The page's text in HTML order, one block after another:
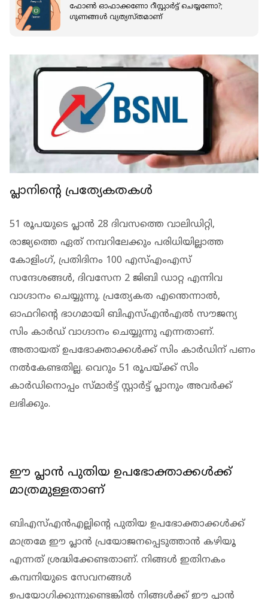
ഫോണ്‍ ഓഫാക്കണോ റീസ്റ്റാര്‍ട്ട് ചെയ്യണോ?;
ഗുണങ്ങള്‍ വ്യത്യസ്തമാണ്
പ്ലാനിന്റെ പ്രത്യേകതകള്‍
51 രൂപയുടെ പ്ലാന്‍ 28 ദിവസത്തെ വാലിഡിറ്റി,
രാജ്യത്തെ ഏത് നമ്പറിലേക്കും പരിധിയില്ലാത്ത
കോളിംഗ്, പ്രതിദിനം 100 എസ്എംഎസ്
സന്ദേശങ്ങള്‍, ദിവസേന 2 ജിബി ഡാറ്റ എന്നിവ
വാഗ്ദാനം ചെയ്യുന്നു. പ്രത്യേകത എന്തെന്നാല്‍,
ഓഫറിന്റെ ഭാഗമായി ബിഎസ്എന്‍എല്‍ സൗജന്യ
സിം കാര്‍ഡ് വാഗ്ദാനം ചെയ്യുന്നു എന്നതാണ്.
അതായത് ഉപഭോക്താക്കള്‍ക്ക് സിം കാര്‍ഡിന് പണം
നല്‍കേണ്ടതില്ല. വെറും 51 രൂപയ്ക്ക് സിം
കാര്‍ഡിനൊപ്പം സ്മാര്‍ട്ട് സ്റ്റാര്‍ട്ട് പ്ലാനും അവര്‍ക്ക്
ലഭിക്കും.
ഈ പ്ലാന്‍ പുതിയ ഉപഭോക്താക്കള്‍ക്ക്
മാത്രമുള്ളതാണ്
ബിഎസ്എന്‍എല്ലിന്റെ പുതിയ ഉപഭോക്താക്കള്‍ക്ക്
മാത്രമേ ഈ പ്ലാന്‍ പ്രയോജനപ്പെടുത്താന്‍ കഴിയൂ
എന്നത് ശ്രദ്ധിക്കേണ്ടതാണ്. നിങ്ങള്‍ ഇതിനകം
കമ്പനിയുടെ സേവനങ്ങള്‍
ഉപയോഗിക്കുന്നുണ്ടെങ്കില്‍ നിങ്ങള്‍ക്ക് ഈ പ്ലാന്‍